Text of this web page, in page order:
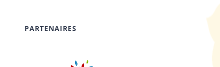
PARTENAIRES